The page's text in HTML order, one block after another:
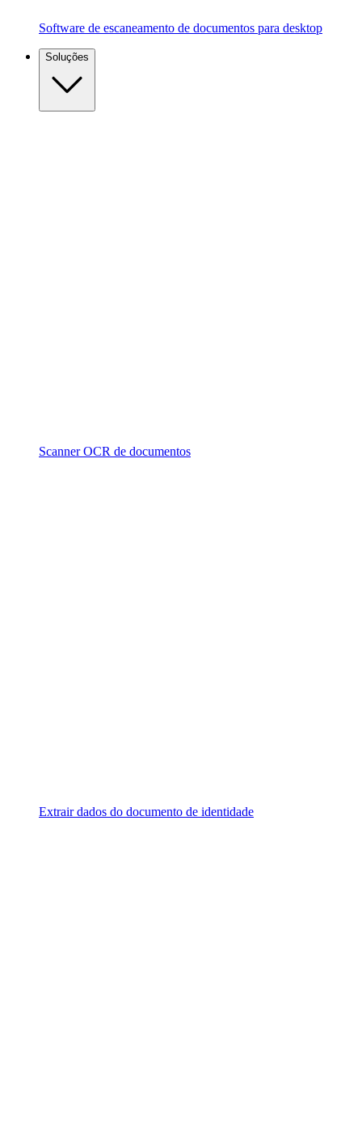
Software de escaneamento de documentos para desktop
Soluções
Scanner OCR de documentos
Extrair dados do documento de identidade